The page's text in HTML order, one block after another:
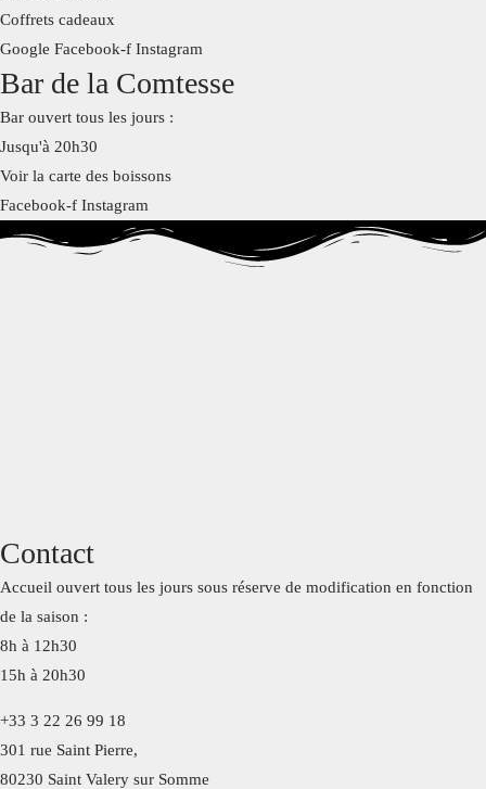
Coffrets cadeaux
Google Facebook-f Instagram
Bar de la Comtesse
Bar ouvert tous les jours :
Jusqu'à 20h30
Voir la carte des boissons
Facebook-f Instagram
Contact
Accueil ouvert tous les jours sous réserve de modification en fonction
de la saison :
8h à 12h30
15h à 20h30
+33 3 22 26 99 18
301 rue Saint Pierre,
80230 Saint Valery sur Somme